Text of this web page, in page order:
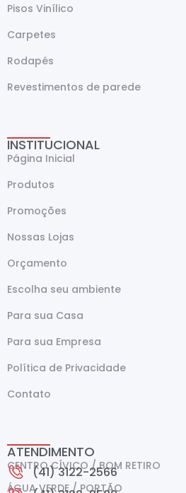
Pisos Vinílico
Carpetes
Rodapés
Revestimentos de parede
INSTITUCIONAL
Página Inicial
Produtos
Promoções
Nossas Lojas
Orçamento
Escolha seu ambiente
Para sua Casa
Para sua Empresa
Política de Privacidade
Contato
ATENDIMENTO
CENTRO CÍVICO / BOM RETIRO
(41) 3122-2566
ÁGUA VERDE / PORTÃO